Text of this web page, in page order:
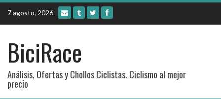
Skip
content
7 agosto, 2026
BiciRace
Análisis, Ofertas y Chollos Ciclistas. Ciclismo al mejor
precio